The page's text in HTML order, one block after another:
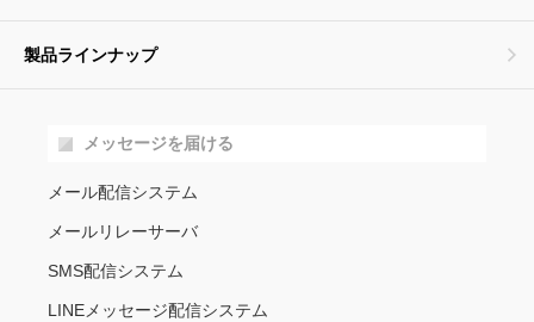
製品ラインナップ
メッセージを届ける
メール配信システム
メールリレーサーバ
SMS配信システム
LINEメッセージ配信システム